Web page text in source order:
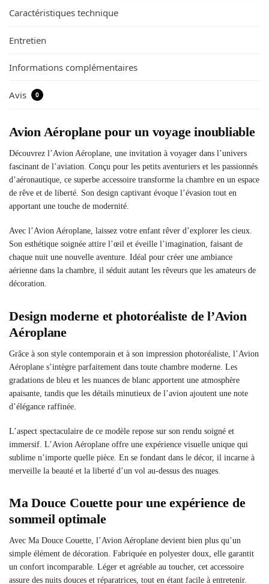
Caractéristiques technique
Entretien
Informations complémentaires
Avis 0
Avion Aéroplane pour un voyage inoubliable
Découvrez l’Avion Aéroplane, une invitation à voyager dans l’univers
fascinant de l’aviation. Conçu pour les petits aventuriers et les passionnés
d’aéronautique, ce superbe accessoire transforme la chambre en un espace
de rêve et de liberté. Son design captivant évoque l’évasion tout en
apportant une touche de modernité.
Avec l’Avion Aéroplane, laissez votre enfant rêver d’explorer les cieux.
Son esthétique soignée attire l’œil et éveille l’imagination, faisant de
chaque nuit une nouvelle aventure. Idéal pour créer une ambiance
aérienne dans la chambre, il séduit autant les rêveurs que les amateurs de
décoration.
Design moderne et photoréaliste de l’Avion
Aéroplane
Grâce à son style contemporain et à son impression photoréaliste, l’Avion
Aéroplane s’intègre parfaitement dans toute chambre moderne. Les
gradations de bleu et les nuances de blanc apportent une atmosphère
apaisante, tandis que les détails minutieux de l’avion ajoutent une note
d’élégance raffinée.
L’aspect spectaculaire de ce modèle repose sur son rendu soigné et
immersif. L’Avion Aéroplane offre une expérience visuelle unique qui
sublime n’importe quelle pièce. En se fondant dans le décor, il incarne à
merveille la beauté et la liberté d’un vol au-dessus des nuages.
Ma Douce Couette pour une expérience de
sommeil optimale
Avec Ma Douce Couette, l’Avion Aéroplane devient bien plus qu’un
simple élément de décoration. Fabriquée en polyester doux, elle garantit
un confort incomparable. Léger et agréable au toucher, cet accessoire
assure des nuits douces et réparatrices, tout en étant facile à entretenir.